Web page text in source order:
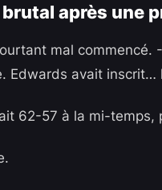
brutal après une
mal commencé.
Edwards avait
62-57 à la mi-temps,